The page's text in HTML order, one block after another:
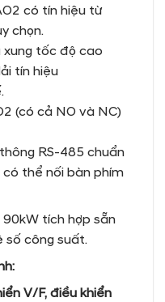
có tín hiệu từ
chọn.
xung tốc độ cao
tín hiệu
(có cả NO và NC)
RS-485 chuẩn
thể nối bàn phím
tích hợp sẵn
số công suất.
V/F, điều khiển